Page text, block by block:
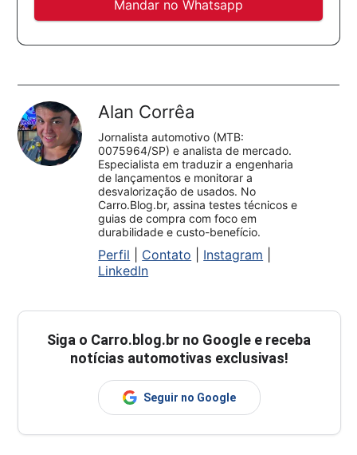
Mandar no Whatsapp
Alan Corrêa
Jornalista automotivo (MTB:
0075964/SP) e analista de mercado.
Especialista em traduzir a engenharia
de lançamentos e monitorar a
desvalorização de usados. No
Carro.Blog.br, assina testes técnicos e
guias de compra com foco em
durabilidade e custo-benefício.
Perfil Contato Instagram
LinkedIn
Siga o Carro.blog.br no Google e receba
notícias automotivas exclusivas!
Seguir no Google